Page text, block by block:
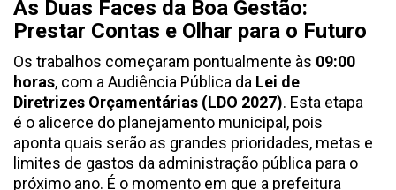
As Duas Faces da Boa Gestão:
Prestar Contas e Olhar para o Futuro
Os trabalhos começaram pontualmente às 09:00
horas, com a Audiência Pública da Lei de
Diretrizes Orçamentárias (LDO 2027). Esta etapa
é o alicerce do planejamento municipal, pois
aponta quais serão as grandes prioridades, metas e
limites de gastos da administração pública para o
próximo ano. É o momento em que a prefeitura